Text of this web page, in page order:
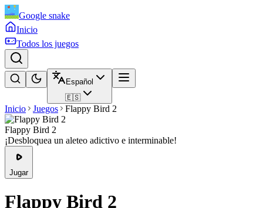
Google snake
Inicio
Todos los juegos
Español
🇪🇸
Inicio Juegos Flappy Bird 2
Flappy Bird 2
¡Desbloquea un aleteo adictivo e interminable!
Jugar
Flappy Bird 2